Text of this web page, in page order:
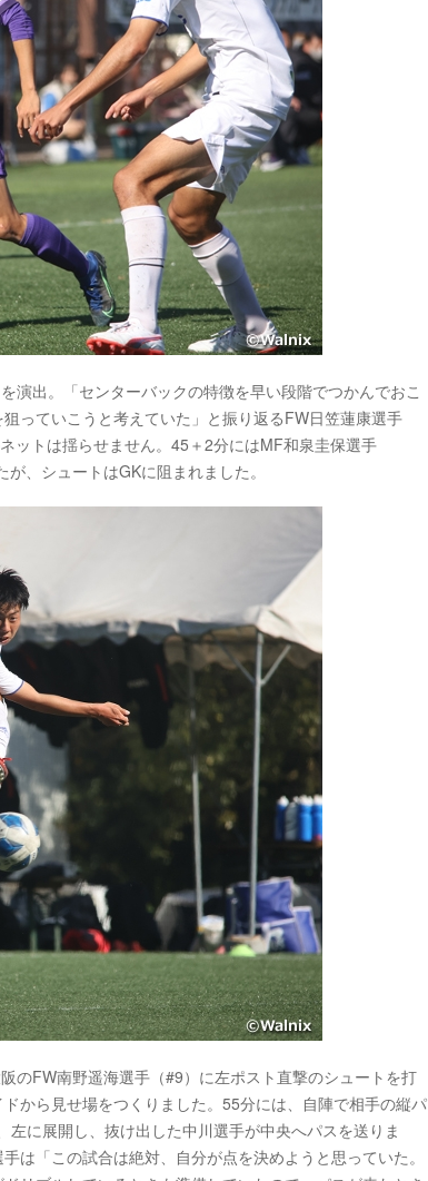
演出。「センターバックの特徴を早い段階でつかんでおこ
っていこうと考えていた」と振り返るFW日笠蓮康選手
ットは揺らせません。45＋2分にはMF和泉圭保選手
、シュートはGKに阻まれました。
のFW南野遥海選手（#9）に左ポスト直撃のシュートを打
から見せ場をつくりました。55分には、自陣で相手の縦パ
に展開し、抜け出した中川選手が中央へパスを送りま
は「この試合は絶対、自分が点を決めようと思っていた。